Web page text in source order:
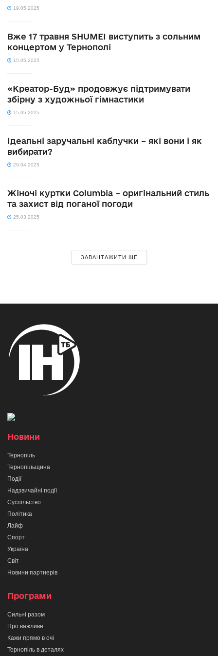
19.05.2025
Вже 17 травня SHUMEI виступить з сольним
концертом у Тернополі
15.05.2025
«Креатор-Буд» продовжує підтримувати
збірну з художньої гімнастики
15.05.2025
Ідеальні заручальні каблучки – які вони і як
вибирати?
29.04.2025
Жіночі куртки Columbia – оригінальний стиль
та захист від поганої погоди
25.03.2025
ЗАВАНТАЖИТИ ЩЕ
Новини
Тернопіль
Тернопільщина
Події
Надзвичайні події
Суспільство
Політика
Лайф
Спорт
Україна
Світ
Новини партнерів
Програми
Сильні разом
Про важливе
Кажи прямо в очі
Тернопіль в деталях